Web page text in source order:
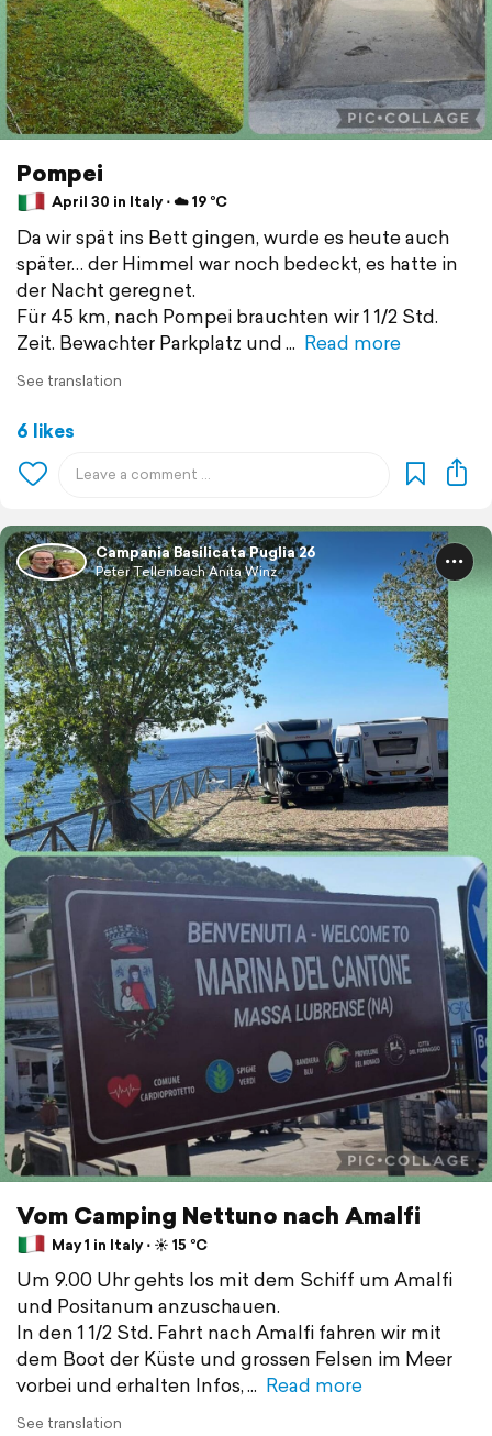
Pompei
April 30 in Italy ⋅ ☁️ 19 °C
Da wir spät ins Bett gingen, wurde es heute auch
später… der Himmel war noch bedeckt, es hatte in
der Nacht geregnet.
Für 45 km, nach Pompei brauchten wir 1 1/2 Std.
Zeit. Bewachter Parkplatz und
Read more
See translation
6 likes
Campania Basilicata Puglia 26
Peter Tellenbach Anita Winz
Vom Camping Nettuno nach Amalfi
May 1 in Italy ⋅ ☀️ 15 °C
Um 9.00 Uhr gehts los mit dem Schiff um Amalfi
und Positanum anzuschauen.
In den 1 1/2 Std. Fahrt nach Amalfi fahren wir mit
dem Boot der Küste und grossen Felsen im Meer
vorbei und erhalten Infos,
Read more
See translation